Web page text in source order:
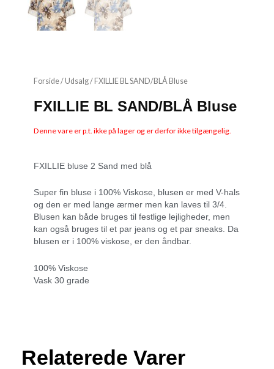
Forside/ Udsalg/ FXILLIE BL SAND/BLÅ Bluse
FXILLIE BL SAND/BLÅ Bluse
Denne vare er p.t. ikke på lager og er derfor ikke tilgængelig.
FXILLIE bluse 2 Sand med blå
Super fin bluse i 100% Viskose, blusen er med V-hals
og den er med lange ærmer men kan laves til 3/4.
Blusen kan både bruges til festlige lejligheder, men
kan også bruges til et par jeans og et par sneaks. Da
blusen er i 100% viskose, er den åndbar.
100% Viskose
Vask 30 grade
Relaterede Varer